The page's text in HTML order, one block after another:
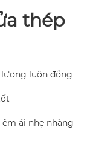
thép
luôn đồng
ái nhẹ nhàng